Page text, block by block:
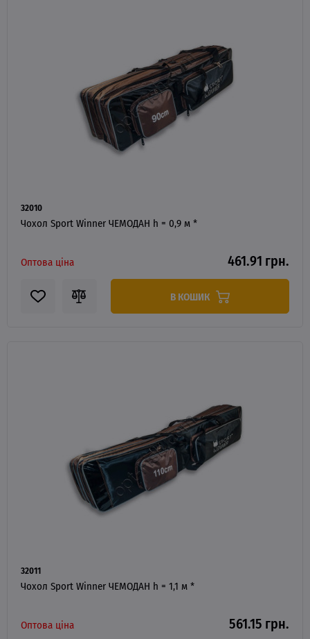
32010
Чохол Sport Winner ЧЕМОДАН h = 0,9 м *
Оптова ціна 461.91 грн.
В КОШИК
32011
Чохол Sport Winner ЧЕМОДАН h = 1,1 м *
Оптова ціна 561.15 грн.